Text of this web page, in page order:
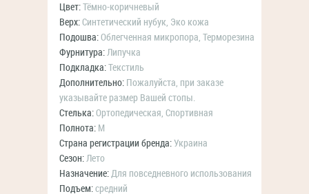
Цвет:Тёмно-коричневый
Верх:Синтетический нубук, Эко кожа
Подошва:Облегченная микропора, Терморезина
Фурнитура:Липучка
Подкладка:Текстиль
Дополнительно: Пожалуйста, при заказе
указывайте размер Вашей стопы.
Стелька:Ортопедическая, Спортивная
Полнота: M
Страна регистрации бренда:Украина
Сезон:Лето
Назначение:Для повседневного использования
Подъем:средний